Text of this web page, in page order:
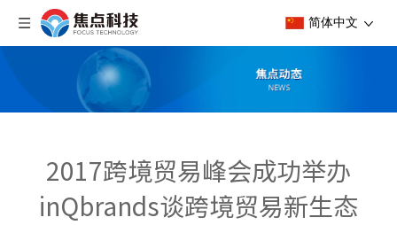
简体中文
2017跨境贸易峰会成功举办
inQbrands谈跨境贸易新生态